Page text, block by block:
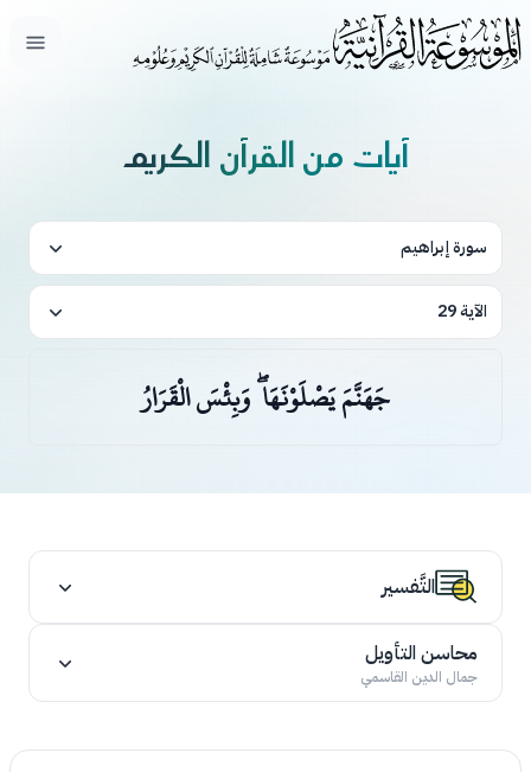
فتح
آيات من القرآن الكريم
سورة إبراهيم
الآية 29
جَهَنَّمَ يَصْلَوْنَهَا ۖ وَبِئْسَ الْقَرَارُ
التَّفسير
محاسن التأويل
جمال الدين القاسمي